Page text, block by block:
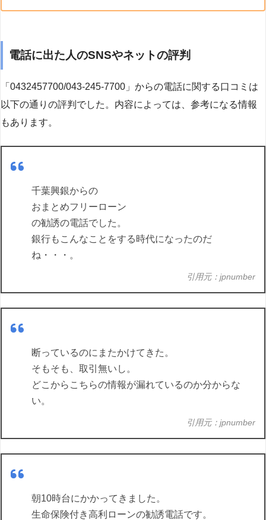
電話に出た人のSNSやネットの評判
「0432457700/043-245-7700」からの電話に関する口コミは
以下の通りの評判でした。内容によっては、参考になる情報
もあります。
千葉興銀からの
おまとめフリーローン
の勧誘の電話でした。
銀行もこんなことをする時代になったのだ
ね・・・。
引用元：jpnumber
断っているのにまたかけてきた。
そもそも、取引無いし。
どこからこちらの情報が漏れているのか分からな
い。
引用元：jpnumber
朝10時台にかかってきました。
生命保険付き高利ローンの勧誘電話です。